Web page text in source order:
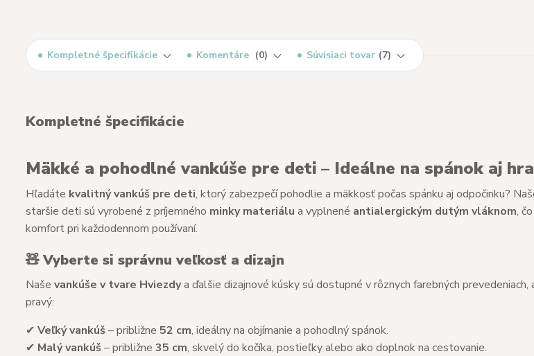
Kompletné špecifikácie Komentáre 0 Súvisiaci tovar 7
Kompletné špecifikácie
Mäkké a pohodlné vankúše pre deti – Ideálne na spánok aj
Hľadáte kvalitný vankúš pre deti, ktorý zabezpečí pohodlie a mäkkosť počas spánku aj odpočinku?
staršie deti sú vyrobené z príjemného minky materiálu a vyplnené antialergickým dutým vláknom,
komfort pri každodennom používaní.
🧸Vyberte si správnu veľkosť a dizajn
Naše vankúše v tvare Hviezdya ďalšie dizajnové kúsky sú dostupné v rôznych farebných
pravý:
✔ Veľký vankúš– približne 52 cm, ideálny na objímanie a pohodlný spánok.
✔ Malý vankúš– približne 35 cm, skvelý do kočíka, postieľky alebo ako doplnok na cestovanie.